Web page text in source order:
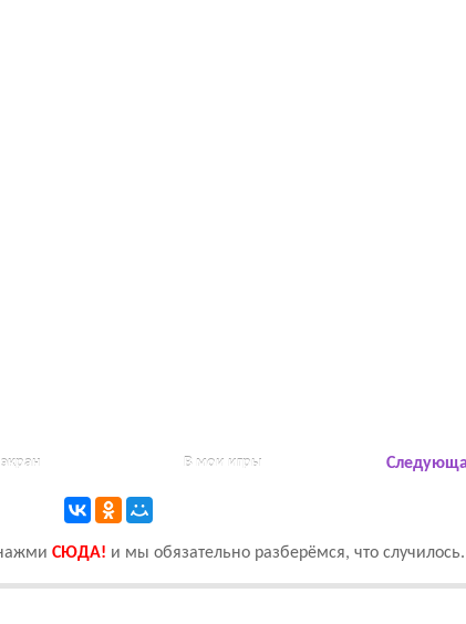
В мои игры
CЮДА! и мы обязательно разберёмся, что случилось.